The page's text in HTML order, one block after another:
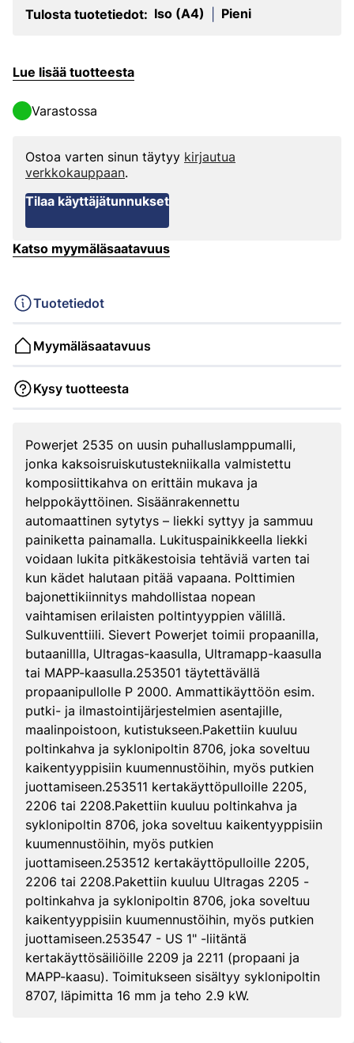
Tulosta tuotetiedot: Iso (A4) Pieni
Lue lisää tuotteesta
Varastossa
Ostoa varten sinun täytyy kirjautua
verkkokauppaan.
Tilaa käyttäjätunnukset
Katso myymäläsaatavuus
Tuotetiedot
Myymäläsaatavuus
Kysy tuotteesta
Powerjet 2535 on uusin puhalluslamppumalli,
jonka kaksoisruiskutustekniikalla valmistettu
komposiittikahva on erittäin mukava ja
helppokäyttöinen. Sisäänrakennettu
automaattinen sytytys – liekki syttyy ja sammuu
painiketta painamalla. Lukituspainikkeella liekki
voidaan lukita pitkäkestoisia tehtäviä varten tai
kun kädet halutaan pitää vapaana. Polttimien
bajonettikiinnitys mahdollistaa nopean
vaihtamisen erilaisten poltintyyppien välillä.
Sulkuventtiili. Sievert Powerjet toimii propaanilla,
butaanillla, Ultragas-kaasulla, Ultramapp-kaasulla
tai MAPP-kaasulla.253501 täytettävällä
propaanipullolle P 2000. Ammattikäyttöön esim.
putki- ja ilmastointijärjestelmien asentajille,
maalinpoistoon, kutistukseen.Pakettiin kuuluu
poltinkahva ja syklonipoltin 8706, joka soveltuu
kaikentyyppisiin kuumennustöihin, myös putkien
juottamiseen.253511 kertakäyttöpulloille 2205,
2206 tai 2208.Pakettiin kuuluu poltinkahva ja
syklonipoltin 8706, joka soveltuu kaikentyyppisiin
kuumennustöihin, myös putkien
juottamiseen.253512 kertakäyttöpulloille 2205,
2206 tai 2208.Pakettiin kuuluu Ultragas 2205 -
poltinkahva ja syklonipoltin 8706, joka soveltuu
kaikentyyppisiin kuumennustöihin, myös putkien
juottamiseen.253547 - US 1" -liitäntä
kertakäyttösäiliöille 2209 ja 2211 (propaani ja
MAPP-kaasu). Toimitukseen sisältyy syklonipoltin
8707, läpimitta 16 mm ja teho 2.9 kW.